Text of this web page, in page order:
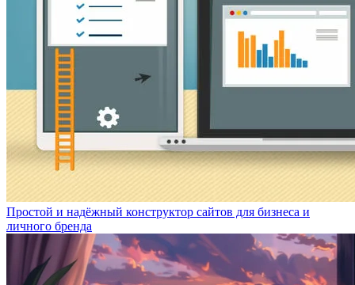
Простой и надёжный конструктор сайтов для бизнеса и
личного бренда